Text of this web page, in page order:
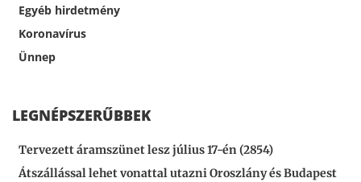
Egyéb hirdetmény
Koronavírus
Ünnep
LEGNÉPSZERŰBBEK
Tervezett áramszünet lesz július 17-én (2854)
Átszállással lehet vonattal utazni Oroszlány és Budapest